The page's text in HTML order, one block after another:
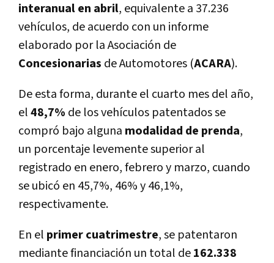
interanual en abril, equivalente a 37.236
vehí­culos, de acuerdo con un informe
elaborado por la Asociación de
Concesionarias de Automotores (ACARA).
De esta forma, durante el cuarto mes del año,
el48,7% de los vehí­culos patentados se
compró bajo alguna modalidad de prenda,
un porcentaje levemente superior al
registrado en enero, febrero y marzo, cuando
se ubicó en 45,7%, 46% y 46,1%,
respectivamente.
En el primer cuatrimestre, se patentaron
mediante financiación un total de162.338